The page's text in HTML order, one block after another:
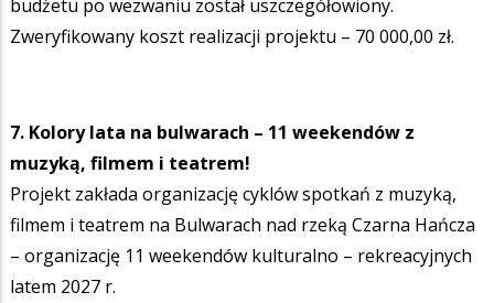
budżetu po wezwaniu został uszczegółowiony.
Zweryfikowany koszt realizacji projektu – 70 000,00 zł.
7. Kolory lata na bulwarach – 11 weekendów z
muzyką, filmem i teatrem!
Projekt zakłada organizację cyklów spotkań z muzyką,
filmem i teatrem na Bulwarach nad rzeką Czarna Hańcza
– organizację 11 weekendów kulturalno – rekreacyjnych
latem 2027 r.